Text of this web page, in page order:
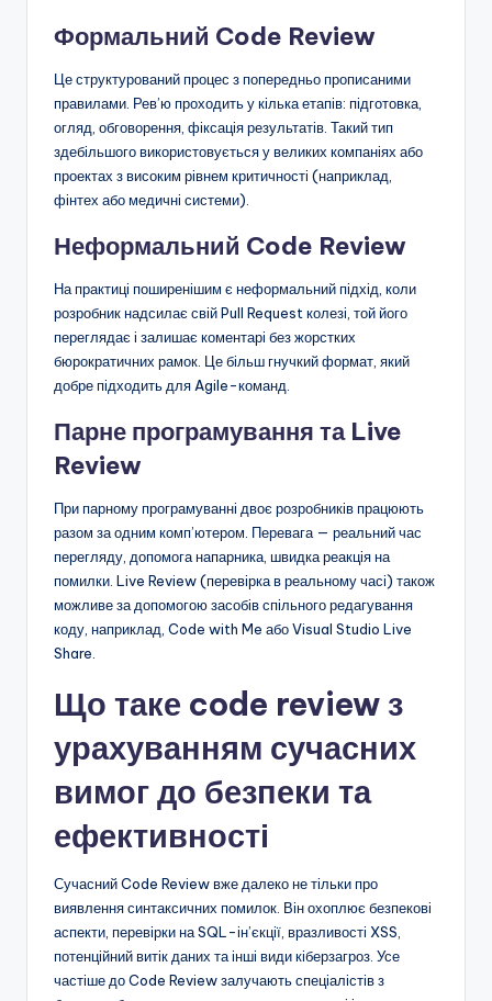
Формальний Code Review
Це структурований процес з попередньо прописаними
правилами. Рев’ю проходить у кілька етапів: підготовка,
огляд, обговорення, фіксація результатів. Такий тип
здебільшого використовується у великих компаніях або
проектах з високим рівнем критичності (наприклад,
фінтех або медичні системи).
Неформальний Code Review
На практиці поширенішим є неформальний підхід, коли
розробник надсилає свій Pull Request колезі, той його
переглядає і залишає коментарі без жорстких
бюрократичних рамок. Це більш гнучкий формат, який
добре підходить для Agile-команд.
Парне програмування та Live
Review
При парному програмуванні двоє розробників працюють
разом за одним комп’ютером. Перевага — реальний час
перегляду, допомога напарника, швидка реакція на
помилки. Live Review (перевірка в реальному часі) також
можливе за допомогою засобів спільного редагування
коду, наприклад, Code with Me або Visual Studio Live
Share.
Що таке code review з
урахуванням сучасних
вимог до безпеки та
ефективності
Сучасний Code Review вже далеко не тільки про
виявлення синтаксичних помилок. Він охоплює безпекові
аспекти, перевірки на SQL-ін’єкції, вразливості XSS,
потенційний витік даних та інші види кіберзагроз. Усе
частіше до Code Review залучають спеціалістів з